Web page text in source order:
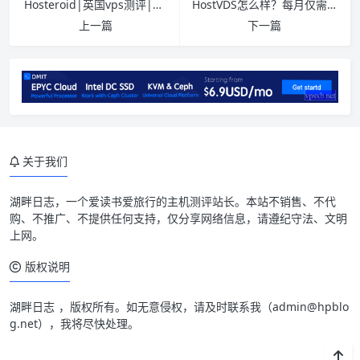
Hosteroid|英国vps测评|1C512M10G|324G@1Gbps|月付€3|解锁奈飞&ChatGPT&TikTok
上一篇
HostVDS怎么样？每月仅需0.99美元的廉价服务器|美国达拉斯vps测评|月付$0.99起|小时计费
下一篇
关于我们
湖畔日志，一个爱读书爱旅行的主机测评站长。本站不销售、不代
购、不推广、不提供任何支持，仅分享网络信息，请遵纪守法、文明
上网。
版权说明
湖畔日志 ，版权所有。如无意侵权，请及时联系我（admin@hpblo
g.net），我将尽快处理。